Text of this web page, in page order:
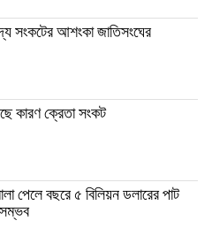
সংকটের আশংকা জাতিসংঘের
কারণ ক্রেতা সংকট
পেলে বছরে ৫ বিলিয়ন ডলারের পাট